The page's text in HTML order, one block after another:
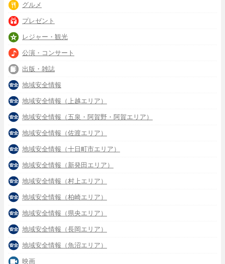
グルメ
プレゼント
レジャー・観光
公演・コンサート
出版・雑誌
地域安全情報
地域安全情報（上越エリア）
地域安全情報（五泉・阿賀野・阿賀エリア）
地域安全情報（佐渡エリア）
地域安全情報（十日町市エリア）
地域安全情報（新発田エリア）
地域安全情報（村上エリア）
地域安全情報（柏崎エリア）
地域安全情報（県央エリア）
地域安全情報（長岡エリア）
地域安全情報（魚沼エリア）
映画